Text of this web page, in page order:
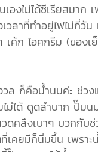
องไม่ได้ซีเรียสมา
วลาที่ทำอยู่ไฟไม่กี่วั
เค้ก ไอศกรีม (ขอ
ล ก็คือน้ำนมค่ะ ช่ว
ม่ได้ ดูดลำบาก ปั๊ม
ดคลึงเบาๆ บวกกับ
คยมีก็นิ่มขึ้น เพราะ